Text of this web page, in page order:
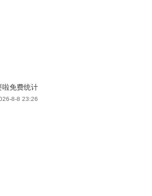
8-8 23:26